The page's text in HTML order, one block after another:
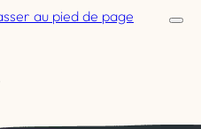
au pied de page